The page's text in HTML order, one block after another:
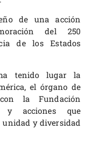
de una acción
del 250
de los Estados
tenido lugar la
el órgano de
la Fundación
y acciones que
y diversidad